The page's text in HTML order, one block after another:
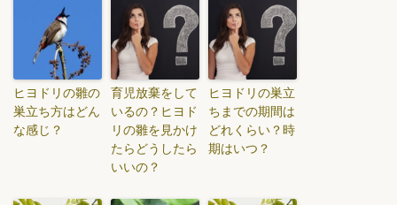
ヒヨドリの雛の
巣立ち方はどん
な感じ？
育児放棄をして
いるの？ヒヨド
リの雛を見かけ
たらどうしたら
いいの？
ヒヨドリの巣立
ちまでの期間は
どれくらい？時
期はいつ？